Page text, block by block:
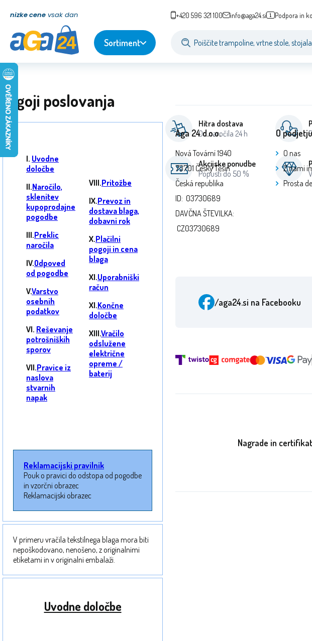
nizke cene vsak dan +420 596 321 100 info@aga24.si Podpora in
Sortiment
Pogoji poslovanja
I. Uvodne
določbe
II.Naročilo,
sklenitev
kupoprodajne
pogodbe
III.Preklic
naročila
IV.Odpoved
od pogodbe
V.Varstvo
osebnih
podatkov
VI. Reševanje
potrošniških
sporov
VII.Pravice iz
naslova
stvarnih
napak
VIII.Pritožbe
IX.Prevoz in
dostava blaga,
dobavni rok
X.Plačilni
pogoji in cena
blaga
XI.Uporabniški
račun
XI.Končne
določbe
XIII.Vračilo
odslužene
električne
opreme /
baterij
Reklamacijski pravilnik
Pouk o pravici do odstopa od pogodbe
in vzorčni obrazec
Reklamacijski obrazec
V primeru vračila tekstilnega blaga mora biti
nepoškodovano, nenošeno, z originalnimi
etiketami in v originalni embalaži.
Uvodne določbe
Hitra dostava
Od naročila 24 h
Akcijske ponudbe
Popusti do 50 %
Aga 24 d.o.o.
Nová Tovární 1940
73701 Český Těšín
Česká republika
ID: 03730689
DAVČNA ŠTEVILKA:
CZ03730689
O podjetju
O nas
Z nami
Prosta
/aga24.si na Facebooku
Nagrade in